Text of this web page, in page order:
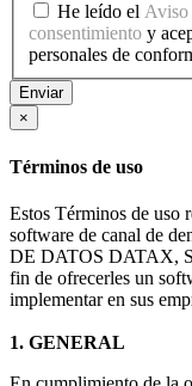
He leído el Aviso
consentimiento y
personales
Enviar
×
Términos de uso
Estos Términos de uso
software de canal de
DE DATOS DATAX,
fin de ofrecerles un
implementar en sus
1. GENERAL